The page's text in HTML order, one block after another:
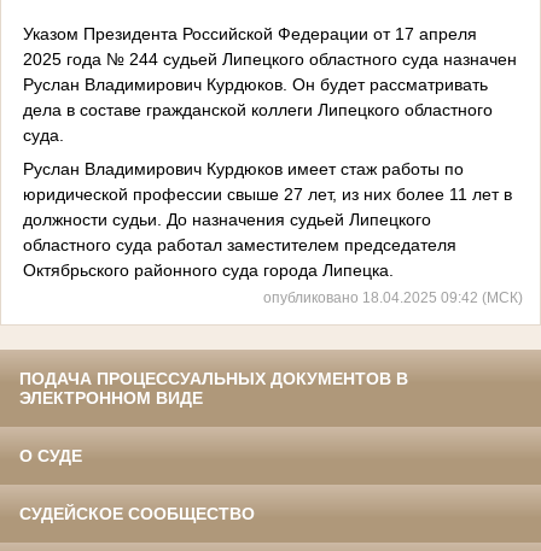
Указом Президента Российской Федерации от 17 апреля
2025 года № 244 судьей Липецкого областного суда назначен
Руслан Владимирович Курдюков. Он будет рассматривать
дела в составе гражданской коллеги Липецкого областного
суда.
Руслан Владимирович Курдюков имеет стаж работы по
юридической профессии свыше 27 лет, из них более 11 лет в
должности судьи. До назначения судьей Липецкого
областного суда работал заместителем председателя
Октябрьского районного суда города Липецка.
опубликовано 18.04.2025 09:42 (МСК)
ПОДАЧА ПРОЦЕССУАЛЬНЫХ ДОКУМЕНТОВ В
ЭЛЕКТРОННОМ ВИДЕ
О СУДЕ
СУДЕЙСКОЕ СООБЩЕСТВО